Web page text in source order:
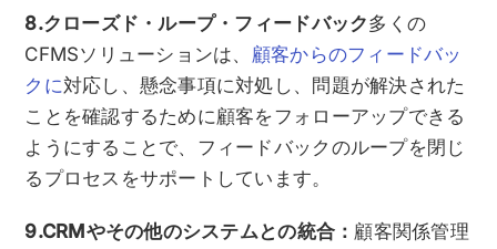
8.クローズド・ループ・フィードバック多くの
CFMSソリューションは、 顧客からのフィードバッ
クに対応し、懸念事項に対処し、問題が解決された
ことを確認するために顧客をフォローアップできる
ようにすることで、フィードバックのループを閉じ
るプロセスをサポートしています。
9.CRMやその他のシステムとの統合： 顧客関係管理